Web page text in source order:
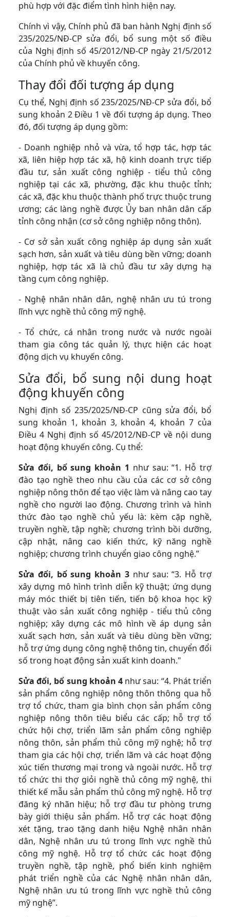
phù hợp với đặc điểm tình hình hiện nay.
Chính vì vậy, Chính phủ đã ban hành Nghị định số
235/2025/NĐ-CP sửa đổi, bổ sung một số điều
của Nghị định số 45/2012/NĐ-CP ngày 21/5/2012
của Chính phủ về khuyến công.
Thay đổi đối tượng áp dụng
Cụ thể, Nghị định số 235/2025/NĐ-CP sửa đổi, bổ
sung khoản 2 Điều 1 về đối tượng áp dụng. Theo
đó, đối tượng áp dụng gồm:
- Doanh nghiệp nhỏ và vừa, tổ hợp tác, hợp tác
xã, liên hiệp hợp tác xã, hộ kinh doanh trực tiếp
đầu tư, sản xuất công nghiệp - tiểu thủ công
nghiệp tại các xã, phường, đặc khu thuộc tỉnh;
các xã, đặc khu thuộc thành phố trực thuộc trung
ương; các làng nghề được Ủy ban nhân dân cấp
tỉnh công nhận (cơ sở công nghiệp nông thôn).
- Cơ sở sản xuất công nghiệp áp dụng sản xuất
sạch hơn, sản xuất và tiêu dùng bền vững; doanh
nghiệp, hợp tác xã là chủ đầu tư xây dựng hạ
tầng cụm công nghiệp.
- Nghệ nhân nhân dân, nghệ nhân ưu tú trong
lĩnh vực nghề thủ công mỹ nghệ.
- Tổ chức, cá nhân trong nước và nước ngoài
tham gia công tác quản lý, thực hiện các hoạt
động dịch vụ khuyến công.
Sửa đổi, bổ sung nội dung hoạt
động khuyến công
Nghị định số 235/2025/NĐ-CP cũng sửa đổi, bổ
sung khoản 1, khoản 3, khoản 4, khoản 7 của
Điều 4 Nghị định số 45/2012/NĐ-CP về nội dung
hoạt động khuyến công. Cụ thể:
Sửa đổi, bổ sung khoản 1 như sau: “1. Hỗ trợ
đào tạo nghề theo nhu cầu của các cơ sở công
nghiệp nông thôn để tạo việc làm và nâng cao tay
nghề cho người lao động. Chương trình và hình
thức đào tạo nghề chủ yếu là: kèm cặp nghề,
truyền nghề, tập nghề; chương trình bồi dưỡng,
cập nhật, nâng cao kiến thức, kỹ năng nghề
nghiệp; chương trình chuyển giao công nghệ.”
Sửa đổi, bổ sung khoản 3 như sau: “3. Hỗ trợ
xây dựng mô hình trình diễn kỹ thuật; ứng dụng
máy móc thiết bị tiên tiến, tiến bộ khoa học kỹ
thuật vào sản xuất công nghiệp - tiểu thủ công
nghiệp; xây dựng các mô hình về áp dụng sản
xuất sạch hơn, sản xuất và tiêu dùng bền vững;
hỗ trợ ứng dụng công nghệ thông tin, chuyển đổi
số trong hoạt động sản xuất kinh doanh."
Sửa đổi, bổ sung khoản 4 như sau: “4. Phát triển
sản phẩm công nghiệp nông thôn thông qua hỗ
trợ tổ chức, tham gia bình chọn sản phẩm công
nghiệp nông thôn tiêu biểu các cấp; hỗ trợ tổ
chức hội chợ, triển lãm sản phẩm công nghiệp
nông thôn, sản phẩm thủ công mỹ nghệ; hỗ trợ
tham gia các hội chợ, triển lãm và các hoạt động
xúc tiến thương mại trong và ngoài nước. Hỗ trợ
tổ chức thi thợ giỏi nghề thủ công mỹ nghệ, thi
thiết kế mẫu sản phẩm thủ công mỹ nghệ. Hỗ trợ
đăng ký nhãn hiệu; hỗ trợ đầu tư phòng trưng
bày giới thiệu sản phẩm. Hỗ trợ các hoạt động
xét tặng, trao tặng danh hiệu Nghệ nhân nhân
dân, Nghệ nhân ưu tú trong lĩnh vực nghề thủ
công mỹ nghệ. Hỗ trợ tổ chức các hoạt động
truyền nghề, tập nghề, phổ biến kinh nghiệm
phát triển nghề của các Nghệ nhân nhân dân,
Nghệ nhân ưu tú trong lĩnh vực nghề thủ công
mỹ nghệ”.